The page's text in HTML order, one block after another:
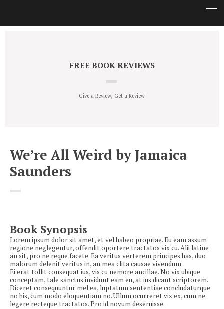
FREE BOOK REVIEWS
Give a Review, Get a Review
We’re All Weird by Jamaica
Saunders
Book Synopsis
Lorem ipsum dolor sit amet, et vel habeo propriae. Eu eam assum
regione neglegentur, offendit oportere tractatos vix cu. Alii latine
an sit, pro ne reque facete. Ea veritus verterem principes has, duo
malorum delenit veritus in, an mea clita causae vivendum.
Ei erat tollit consequat ius, vis cu nemore ancillae. No vix ubique
conceptam, tale sanctus invidunt eam eu, at ius dicant scriptorem.
Diceret consequuntur mel ea, luptatum sententiae concludaturque
no his, cum modo eloquentiam no. Ullum ocurreret vix ex, cum ne
legere recteque tractatos. Pro id novum deseruisse.